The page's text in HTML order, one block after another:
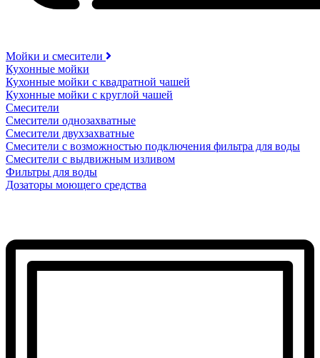
Мойки и смесители
Кухонные мойки
Кухонные мойки с квадратной чашей
Кухонные мойки с круглой чашей
Смесители
Смесители однозахватные
Смесители двухзахватные
Смесители с возможностью подключения фильтра для воды
Смесители с выдвижным изливом
Фильтры для воды
Дозаторы моющего средства